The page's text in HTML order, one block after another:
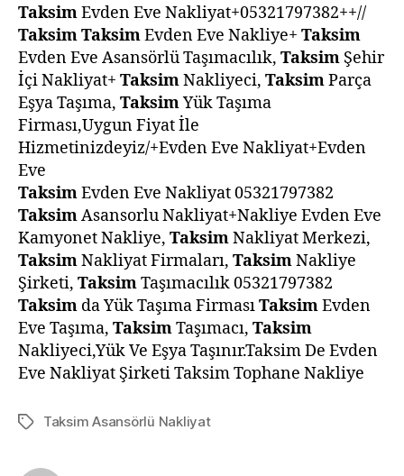
TaksimEvden Eve Nakliyat+05321797382++//
TaksimTaksimEvden Eve Nakliye+ Taksim
Evden Eve Asansörlü Taşımacılık, Taksim Şehir
İçi Nakliyat+ TaksimNakliyeci, TaksimParça
Eşya Taşıma, TaksimYük Taşıma
Firması,Uygun Fiyat İle
Hizmetinizdeyiz/+Evden Eve Nakliyat+Evden
Eve
TaksimEvden Eve Nakliyat 05321797382
TaksimAsansorlu Nakliyat+Nakliye Evden Eve
Kamyonet Nakliye, TaksimNakliyat Merkezi,
TaksimNakliyat Firmaları, TaksimNakliye
Şirketi, TaksimTaşımacılık 05321797382
Taksim da Yük Taşıma FirmasıTaksimEvden
Eve Taşıma, TaksimTaşımacı, Taksim
Nakliyeci,Yük Ve Eşya Taşınır.Taksim De Evden
Eve Nakliyat Şirketi Taksim Tophane Nakliye
EtiketlerTaksim Asansörlü Nakliyat